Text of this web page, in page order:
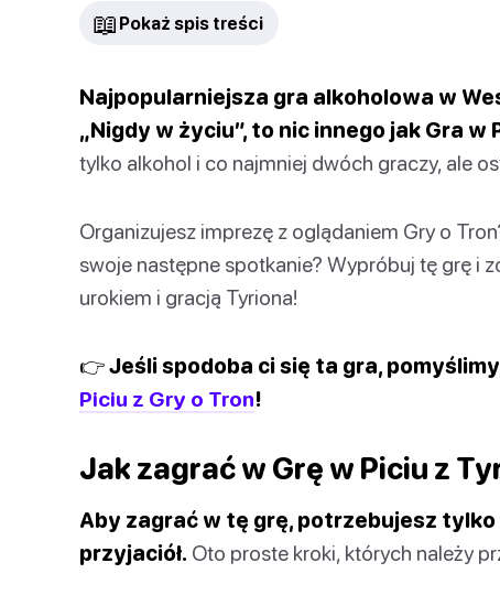
📖 Pokaż spis treści
Najpopularniejsza gra alkoholowa w
„Nigdy w życiu”, to nic innego jak Gra w
tylko alkohol i co najmniej dwóch graczy, ale
Organizujesz imprezę z oglądaniem Gry o
swoje następne spotkanie? Wypróbuj tę grę i
urokiem i gracją Tyriona!
👉 Jeśli spodoba ci się ta gra,
Piciu z Gry o Tron!
Jak zagrać w Grę w Piciu z
Aby zagrać w tę grę, potrzebujesz
przyjaciół. Oto proste kroki, których należy